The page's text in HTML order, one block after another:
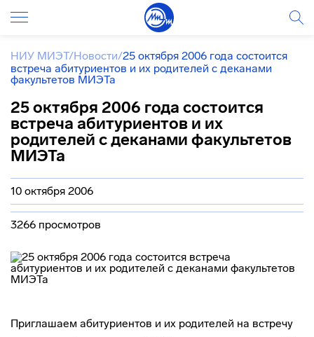
НИУ МИЭТ/Новости/25 октября 2006 года состоится
встреча абитуриентов и их родителей с деканами
факультетов МИЭТа
25 октября 2006 года состоится
встреча абитуриентов и их
родителей с деканами факультетов
МИЭТа
10 октября 2006
3266 просмотров
Приглашаем абитуриентов и их родителей на встречу